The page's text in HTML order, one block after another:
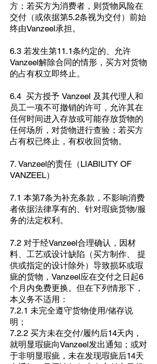
方；若买方为消费者，则货物风险在
交付（或依据第5.2条视为交付）前始
终由Vanzeel承担。
6.3 若发生第11.1条约定的、允许
Vanzeel解除合同的情形，买方对货物
的占有权立即终止。
6.4 买方授予 Vanzeel 及其代理人和
员工一项不可撤销的许可，允许其在
任何时间进入存放或可能存放货物的
任何场所，对货物进行查验；若买方
占有权已终止，有权收回货物。
7. Vanzeel的责任（LIABILITY OF
VANZEEL）
7.1 本第7条为补充条款，不影响消费
者依据法律享有的、针对瑕疵货物/服
务的法定权利。
7.2 对于经Vanzeel合理确认，因材
料、工艺或设计缺陷（买方制作、 提
供或指定的设计除外）导致损坏或瑕
疵的货物，Vanzeel应在交付之日起6
个月内免费更换。但在下列情形下，
本义务不适用：
7.2.1 未完全遵守货物使用/储存说
明；
7.2.2 买方未在交付/履约后14天内，
就明显瑕疵向Vanzeel发出通知；或对
于非明显瑕疵，未在发现瑕疵后14天